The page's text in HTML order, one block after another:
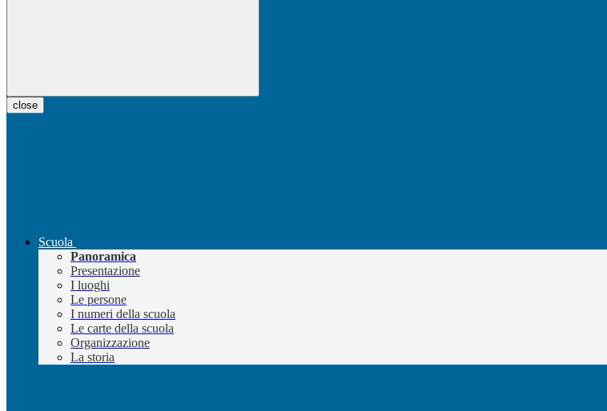
close
Scuola
Panoramica
Presentazione
I luoghi
Le persone
I numeri della scuola
Le carte della scuola
Organizzazione
La storia